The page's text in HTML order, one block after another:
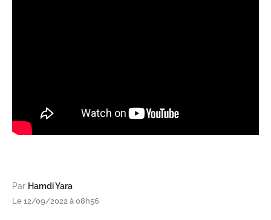
Par Hamdi Yara
Le 12/09/2022 à 08h56